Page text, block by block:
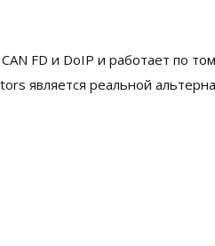
FD и DoIP и работает по
является реальной